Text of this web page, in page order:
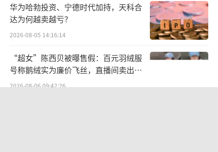
华为哈勃投资、宁德时代加持，天科合
达为何越卖越亏？
2026-08-05 14:16:14
“超女”陈西贝被曝售假：百元羽绒服
号称鹅绒实为廉价飞丝，直播间卖出超
百万元
2026-08-06 09:42:26